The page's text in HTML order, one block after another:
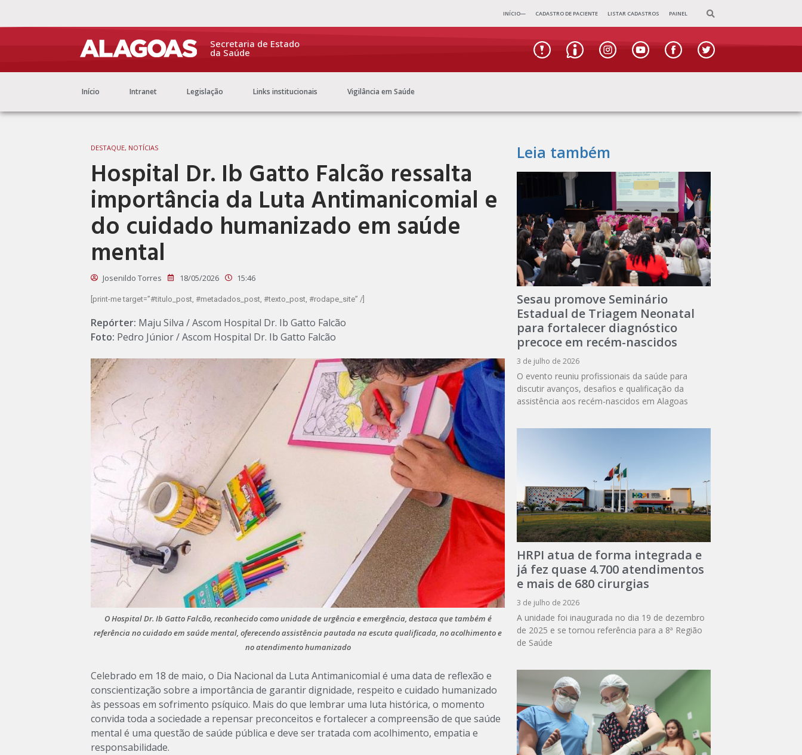
INÍCIO— CADASTRO DE PACIENTE LISTAR CADASTROS PAINEL
Secretaria de Estado
da Saúde
Início Intranet Legislação Links institucionais Vigilância em Saúde
DESTAQUE, NOTÍCIAS
Hospital Dr. Ib Gatto Falcão ressalta
importância da Luta Antimanicomial e
do cuidado humanizado em saúde
mental
Josenildo Torres 18/05/2026 15:46
[print-me target=”#titulo_post, #metadados_post, #texto_post, #rodape_site” /]
Repórter: Maju Silva / Ascom Hospital Dr. Ib Gatto Falcão
Foto: Pedro Júnior / Ascom Hospital Dr. Ib Gatto Falcão
O Hospital Dr. Ib Gatto Falcão, reconhecido como unidade de urgência e emergência, destaca que também é
referência no cuidado em saúde mental, oferecendo assistência pautada na escuta qualificada, no acolhimento e
no atendimento humanizado
Celebrado em 18 de maio, o Dia Nacional da Luta Antimanicomial é uma data de reflexão e
conscientização sobre a importância de garantir dignidade, respeito e cuidado humanizado
às pessoas em sofrimento psíquico. Mais do que lembrar uma luta histórica, o momento
convida toda a sociedade a repensar preconceitos e fortalecer a compreensão de que saúde
mental é uma questão de saúde pública e deve ser tratada com acolhimento, empatia e
responsabilidade.
Leia também
Sesau promove Seminário
Estadual de Triagem Neonatal
para fortalecer diagnóstico
precoce em recém-nascidos
3 de julho de 2026
O evento reuniu profissionais da saúde para
discutir avanços, desafios e qualificação da
assistência aos recém-nascidos em Alagoas
HRPI atua de forma integrada e
já fez quase 4.700 atendimentos
e mais de 680 cirurgias
3 de julho de 2026
A unidade foi inaugurada no dia 19 de dezembro
de 2025 e se tornou referência para a 8ª Região
de Saúde